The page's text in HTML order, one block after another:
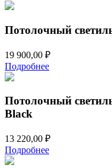
Потолочный
19 900,00 ₽
Подробнее
Потолочный
Black
13 220,00 ₽
Подробнее